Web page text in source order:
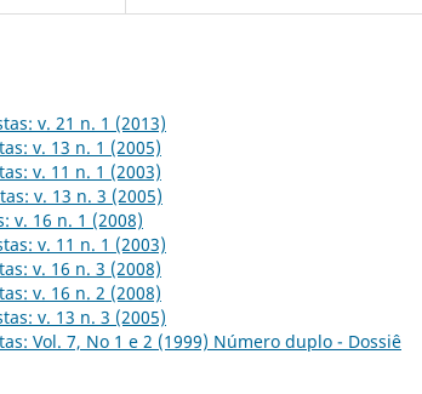
v. 21 n. 1 (2013)
v. 13 n. 1 (2005)
v. 11 n. 1 (2003)
v. 13 n. 3 (2005)
v. 16 n. 1 (2008)
v. 11 n. 1 (2003)
v. 16 n. 3 (2008)
v. 16 n. 2 (2008)
v. 13 n. 3 (2005)
Vol. 7, No 1 e 2 (1999) Número duplo - Dossiê